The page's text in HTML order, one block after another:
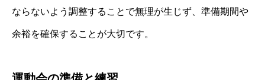
ならないよう調整することで無理が生じず、準備期間や
余裕を確保することが大切です。